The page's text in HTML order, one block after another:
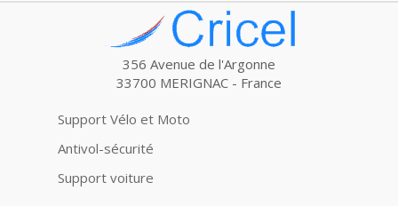
356 Avenue de l'Argonne
33700 MERIGNAC - France
Support Vélo et Moto
Antivol-sécurité
Support voiture